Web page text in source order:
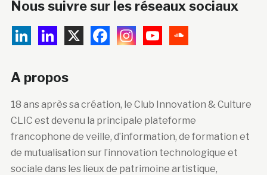
Nous suivre sur les réseaux sociaux
A propos
18 ans après sa création, le Club Innovation & Culture
CLIC est devenu la principale plateforme
francophone de veille, d’information, de formation et
de mutualisation sur l’innovation technologique et
sociale dans les lieux de patrimoine artistique,